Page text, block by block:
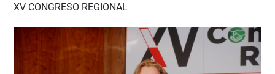
XV CONGRESO REGIONAL